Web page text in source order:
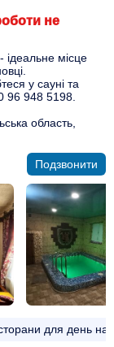
не
ідеальне місце
у сауні та
96 948 5198.
область,
Подзвонити
для день